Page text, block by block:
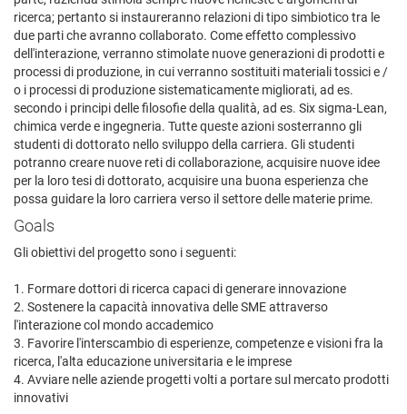
ricerca; pertanto si instaureranno relazioni di tipo simbiotico tra le
due parti che avranno collaborato. Come effetto complessivo
dell'interazione, verranno stimolate nuove generazioni di prodotti e
processi di produzione, in cui verranno sostituiti materiali tossici e /
o i processi di produzione sistematicamente migliorati, ad es.
secondo i principi delle filosofie della qualità, ad es. Six sigma-Lean,
chimica verde e ingegneria. Tutte queste azioni sosterranno gli
studenti di dottorato nello sviluppo della carriera. Gli studenti
potranno creare nuove reti di collaborazione, acquisire nuove idee
per la loro tesi di dottorato, acquisire una buona esperienza che
possa guidare la loro carriera verso il settore delle materie prime.
Goals
Gli obiettivi del progetto sono i seguenti:
1. Formare dottori di ricerca capaci di generare innovazione
2. Sostenere la capacità innovativa delle SME attraverso
l'interazione col mondo accademico
3. Favorire l'interscambio di esperienze, competenze e visioni fra la
ricerca, l'alta educazione universitaria e le imprese
4. Avviare nelle aziende progetti volti a portare sul mercato prodotti
innovativi